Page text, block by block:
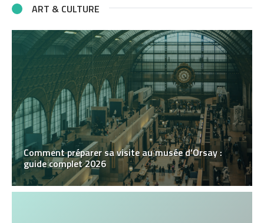
ART & CULTURE
Comment préparer sa visite au musée d’Orsay :
guide complet 2026